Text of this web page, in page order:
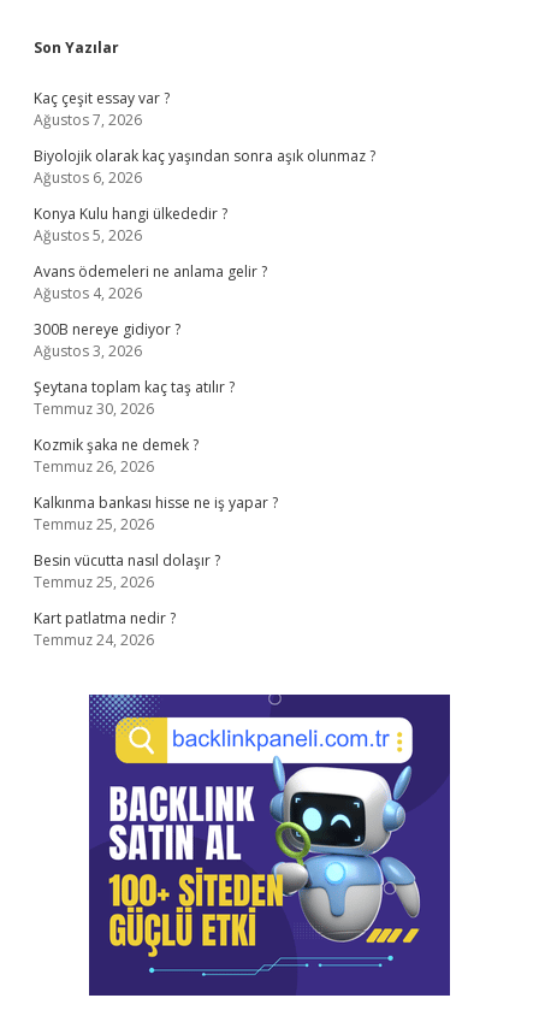
Sidebar
Son Yazılar
Kaç çeşit essay var ?
Ağustos 7, 2026
Biyolojik olarak kaç yaşından sonra aşık olunmaz ?
Ağustos 6, 2026
Konya Kulu hangi ülkededir ?
Ağustos 5, 2026
Avans ödemeleri ne anlama gelir ?
Ağustos 4, 2026
300B nereye gidiyor ?
Ağustos 3, 2026
Şeytana toplam kaç taş atılır ?
Temmuz 30, 2026
Kozmik şaka ne demek ?
Temmuz 26, 2026
Kalkınma bankası hisse ne iş yapar ?
Temmuz 25, 2026
Besin vücutta nasıl dolaşır ?
Temmuz 25, 2026
Kart patlatma nedir ?
Temmuz 24, 2026